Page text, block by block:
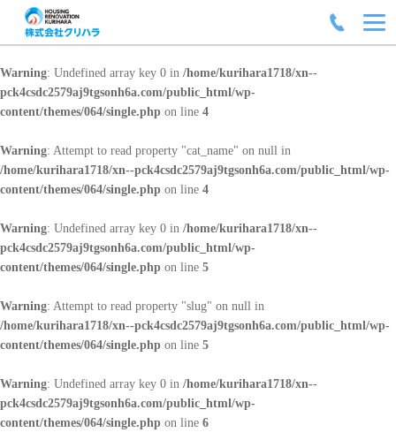
Warning: Undefined array key 0 in /home/kurihara1718/xn--
pck4csdc2579aj9tgsonh6a.com/public_html/wp-
content/themes/064/single.php on line 4
Warning: Attempt to read property "cat_name" on null in
/home/kurihara1718/xn--pck4csdc2579aj9tgsonh6a.com/public_html/wp-
content/themes/064/single.php on line 4
Warning: Undefined array key 0 in /home/kurihara1718/xn--
pck4csdc2579aj9tgsonh6a.com/public_html/wp-
content/themes/064/single.php on line 5
Warning: Attempt to read property "slug" on null in
/home/kurihara1718/xn--pck4csdc2579aj9tgsonh6a.com/public_html/wp-
content/themes/064/single.php on line 5
Warning: Undefined array key 0 in /home/kurihara1718/xn--
pck4csdc2579aj9tgsonh6a.com/public_html/wp-
content/themes/064/single.php on line 6